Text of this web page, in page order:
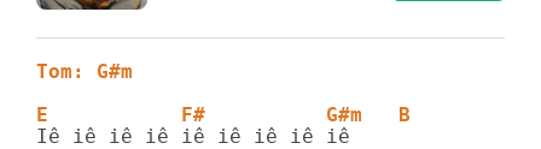
Tom: G#m
E           F#          G#m   B
Iê iê iê iê iê iê iê iê iê